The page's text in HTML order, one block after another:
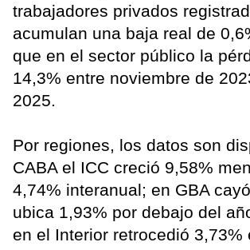
trabajadores privados
acumulan una baja real de
que en el sector público la
14,3% entre noviembre de
2025.
Por regiones, los datos son
CABA el ICC creció 9,58%
4,74% interanual; en GBA
ubica 1,93% por debajo del
en el Interior retrocedió 3,73%